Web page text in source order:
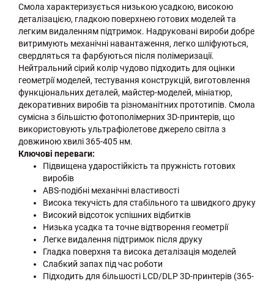
Смола характеризується низькою усадкою, високою
деталізацією, гладкою поверхнею готових моделей та
легким видаленням підтримок. Надруковані вироби добре
витримують механічні навантаження, легко шліфуються,
свердляться та фарбуються після полімеризації.
Нейтральний сірий колір чудово підходить для оцінки
геометрії моделей, тестування конструкцій, виготовлення
функціональних деталей, майстер-моделей, мініатюр,
декоративних виробів та різноманітних прототипів. Смола
сумісна з більшістю фотополімерних 3D-принтерів, що
використовують ультрафіолетове джерело світла з
довжиною хвилі 365-405 нм.
Ключові переваги:
Підвищена ударостійкість та пружність готових
виробів
ABS-подібні механічні властивості
Висока текучість для стабільного та швидкого друку
Високий відсоток успішних відбитків
Низька усадка та точне відтворення геометрії
Легке видалення підтримок після друку
Гладка поверхня та висока деталізація моделей
Слабкий запах під час роботи
Підходить для більшості LCD/DLP 3D-принтерів (365-